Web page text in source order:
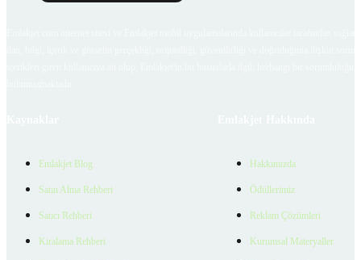
Emlakjet Blog
Satın Alma Rehberi
Satıcı Rehberi
Kiralama Rehberi
Hakkımızda
Ödüllerimiz
Reklam Çözümleri
Kurumsal Materyaller